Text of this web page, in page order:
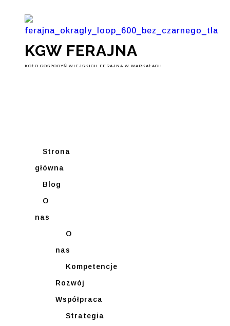
KGW FERAJNA
KOŁO GOSPODYŃ WIEJSKICH FERAJNA W WARKAŁACH
Strona
główna
Blog
O
nas
O
nas
Kompetencje
Rozwój
Współpraca
Strategia